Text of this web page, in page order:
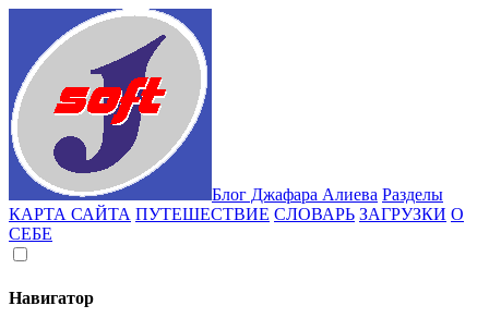
Блог Джафара Алиева Разделы
КАРТА САЙТА ПУТЕШЕСТВИЕ СЛОВАРЬ ЗАГРУЗКИ О
СЕБЕ
Навигатор